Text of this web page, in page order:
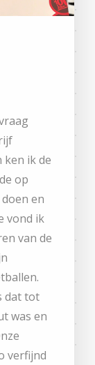
ken ik de
op
en
vond ik
van de
dat tot
was en
verfijnd